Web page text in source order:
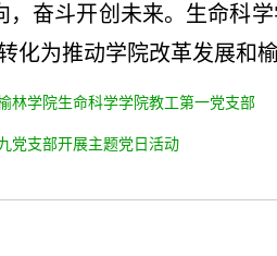
，奋斗开创未来。生命科
化为推动学院改革发展和
林学院生命科学学院教工第一党支部
党支部开展主题党日活动